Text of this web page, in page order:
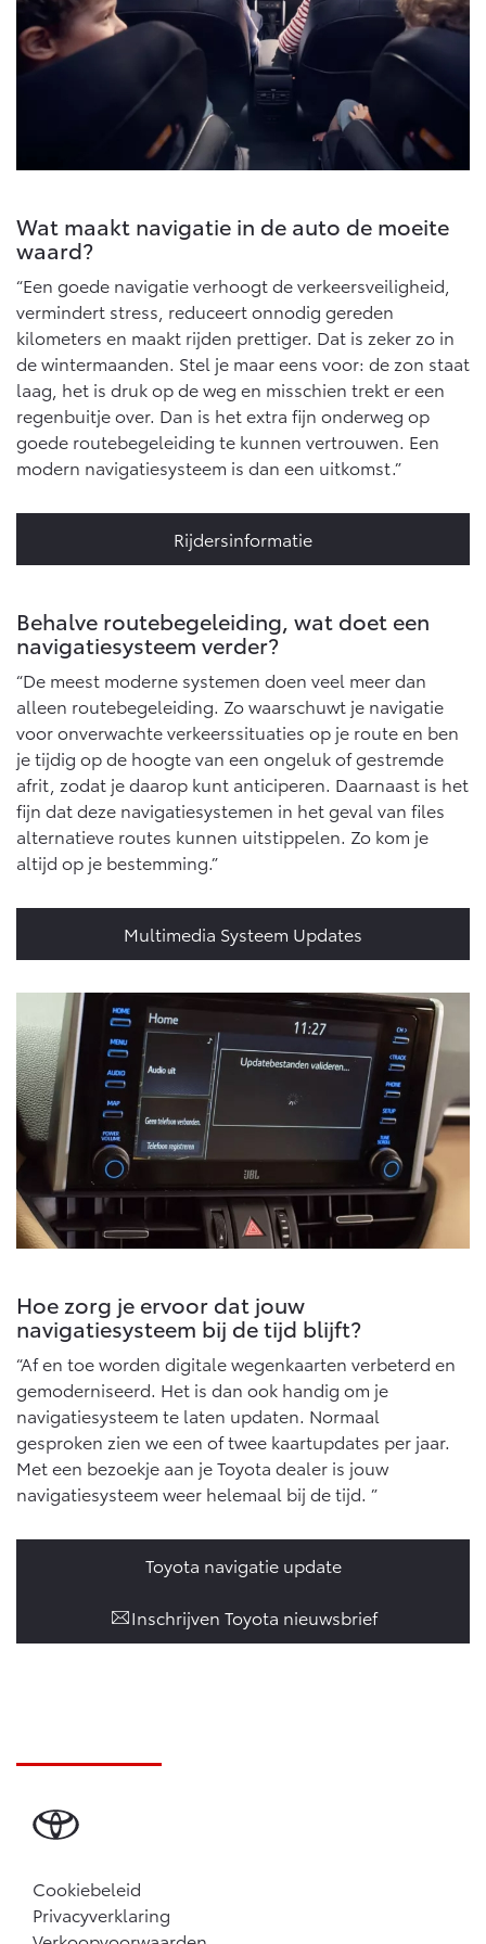
Corolla Cross
HYBRIDE
Vanaf € 39.995,-
Toyota C-HR
OOK ALS PLUG-IN
HYBRIDE
Vanaf € 36.495,-
Toyota C-HR+
BATTERIJ-ELEKTRISCH
Vanaf € 37.995,-
PLUG-IN HYBRIDE
Vanaf € 49.995,-
BATTERIJ-ELEKTRISCH
Vanaf € 39.995,-
bZ4X Touring
BATTERIJ-ELEKTRISCH
Vanaf € 48.995,-
Mirai
WATERSTOF-ELEKTRISCH
Proace City (excl. BTW)
OOK ALS BATTERIJ-
ELEKTRISCH
Proace (excl. BTW)
OOK ALS BATTERIJ-
ELEKTRISCH
Vanaf € 37.500,-
Proace Verso
BATTERIJ-ELEKTRISCH
Vanaf € 55.950,-
Proace Max (excl. BTW)
OOK ALS BATTERIJ-
ELEKTRISCH
Vanaf € 46.301,-
Hilux (excl. BTW)
OOK ALS BATTERIJ-
ELEKTRISCH
Vanaf € 56.570,-
10 jaar Toyota garantie
10 jaar batterijgarantie
Toyota fabrieksgarantie
Onderdelen & Accessoires
Accessoires
Banden
Connected
Connected Services
MyToyota login
MyToyota App
Abonnementen
Multimedia
Energie en slim laden
Toyota Autoverzekering
Bedrijfswagens
Bedrijfswagens op maat
Financieren of leasen
Wat maakt navigatie in de auto de moeite
waard?
“Een goede navigatie verhoogt de verkeersveiligheid,
vermindert stress, reduceert onnodig gereden
kilometers en maakt rijden prettiger. Dat is zeker zo in
de wintermaanden. Stel je maar eens voor: de zon staat
laag, het is druk op de weg en misschien trekt er een
regenbuitje over. Dan is het extra fijn onderweg op
goede routebegeleiding te kunnen vertrouwen. Een
modern navigatiesysteem is dan een uitkomst.”
Rijdersinformatie
Behalve routebegeleiding, wat doet een
navigatiesysteem verder?
“De meest moderne systemen doen veel meer dan
alleen routebegeleiding. Zo waarschuwt je navigatie
voor onverwachte verkeerssituaties op je route en ben
je tijdig op de hoogte van een ongeluk of gestremde
afrit, zodat je daarop kunt anticiperen. Daarnaast is het
fijn dat deze navigatiesystemen in het geval van files
alternatieve routes kunnen uitstippelen. Zo kom je
altijd op je bestemming.”
Multimedia Systeem Updates
Hoe zorg je ervoor dat jouw
navigatiesysteem bij de tijd blijft?
“Af en toe worden digitale wegenkaarten verbeterd en
gemoderniseerd. Het is dan ook handig om je
navigatiesysteem te laten updaten. Normaal
gesproken zien we een of twee kaartupdates per jaar.
Met een bezoekje aan je Toyota dealer is jouw
navigatiesysteem weer helemaal bij de tijd. ”
Toyota navigatie update
Inschrijven Toyota nieuwsbrief
Cookiebeleid
Privacyverklaring